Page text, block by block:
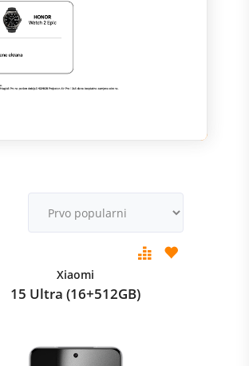
Xiaomi
15 Ultra (16+512GB)